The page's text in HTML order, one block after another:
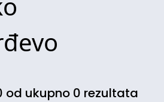
od ukupno 0 rezultata